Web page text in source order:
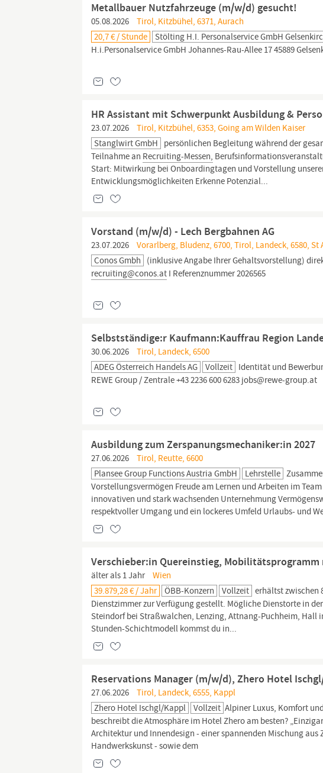
Metallbauer Nutzfahrzeuge (m/w/d) gesucht!
05.08.2026
Tirol, Kitzbühel, 6371, Aurach
20,7 € / Stunde
Stölting H.i. Personalservice GmbH
H.i.Personalservice GmbH Johannes-Rau-Allee 17 45889
HR Assistant mit Schwerpunkt Ausbildung &
23.07.2026
Tirol, Kitzbühel, 6353, Going am Wilden Kaiser
Stanglwirt GmbH persönlichen Begleitung während der
Teilnahme an Recruiting-Messen,
Start: Mitwirkung bei Onboardingtagen und Vorstellung
Entwicklungsmöglichkeiten Erkenne Potenzial...
Vorstand (m/w/d) - Lech Bergbahnen AG
23.07.2026
Vorarlberg, Bludenz, 6700, Tirol, Landeck, 6580,
Conos Gmbh (inklusive Angabe Ihrer Gehaltsvorstellung)
recruiting@conos.at I Referenznummer 2026565
Selbstständige:r Kaufmann:Kauffrau Region
30.06.2026
Tirol, Landeck, 6500
ADEG Österreich Handels AG
Vollzeit Identität und
REWE Group / Zentrale +43 2236 600 6283 jobs@rewe-group.at
Ausbildung zum Zerspanungsmechaniker:in 2027
27.06.2026
Tirol, Reutte, 6600
Plansee Group Functions Austria GmbH
Lehrstelle
Vorstellungsvermögen Freude am Lernen und Arbeiten im
innovativen und stark wachsenden Unternehmung
respektvoller Umgang und ein lockeres Umfeld Urlaubs- und
Verschieber:in Quereinstieg,
älter als 1 Jahr
Wien
39.879,28 € / Jahr
ÖBB-Konzern Vollzeit erhältst zwischen
Dienstzimmer zur Verfügung gestellt. Mögliche Dienstorte in
Steindorf bei Straßwalchen, Lenzing, Attnang-Puchheim, Hall
Stunden-Schichtmodell kommst du in...
Reservations Manager (m/w/d), Zhero Hotel
27.06.2026
Tirol, Landeck, 6555, Kappl
Zhero Hotel Ischgl/Kappl
Vollzeit Alpiner Luxus, Komfort
beschreibt die Atmosphäre im Hotel Zhero am besten?
Architektur und Innendesign - einer spannenden Mischung
Handwerkskunst - sowie dem